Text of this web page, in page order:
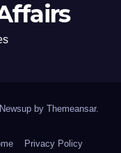
by Themeansar.
Privacy Policy